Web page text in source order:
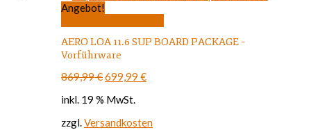
Angebot!
AERO LOA 11.6 SUP BOARD PACKAGE –
Vorführware
869,99€Ursprünglicher
war:
699,99 €Aktueller
inkl. 19 % MwSt.
zzgl.Versandkosten